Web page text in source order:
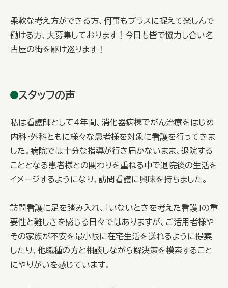
柔軟な考え方ができる方、何事もプラスに捉えて楽しんで
働ける方、大募集しております！今日も皆で協力し合い名
古屋の街を駆け巡ります！
スタッフの声
私は看護師として4年間、消化器病棟でがん治療をはじめ
内科・外科ともに様々な患者様を対象に看護を行ってきま
した。病院では十分な指導が行き届かないまま、退院する
こととなる患者様との関わりを重ねる中で退院後の生活を
イメージするようになり、訪問看護に興味を持ちました。
訪問看護に足を踏み入れ、「いないときを考えた看護」の重
要性と難しさを感じる日々ではありますが、ご活用者様や
その家族が不安を最小限に在宅生活を送れるように提案
したり、他職種の方と相談しながら解決策を模索すること
にやりがいを感じています。